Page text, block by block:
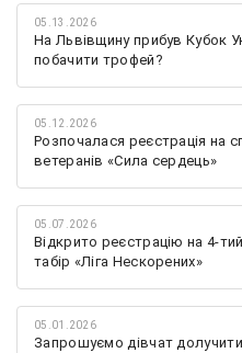
05.13.2026
На Львівщину прибув Кубок
побачити трофей?
05.12.2026
Розпочалася реєстрація на
ветеранів «Сила сердець»
05.07.2026
Відкрито реєстрацію на 4-
табір «Ліга Нескорених»
05.01.2026
Запрошуємо дівчат